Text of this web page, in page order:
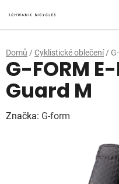
na
obsah
Domů / Cyklistické oblečení /
G-FORM
Guard M
Značka: G-form